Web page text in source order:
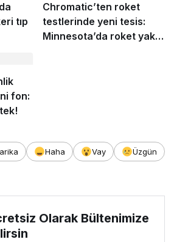
tıp
Chromatic’ten roket
testlerinde yeni tesis:
Minnesota’da roket yakıtı
fon:
Haha Vay
Üzgün
Olarak Bültenimize